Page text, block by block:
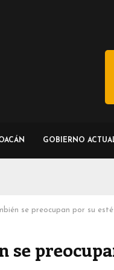
GOBIERNO
se preocupan por su
se